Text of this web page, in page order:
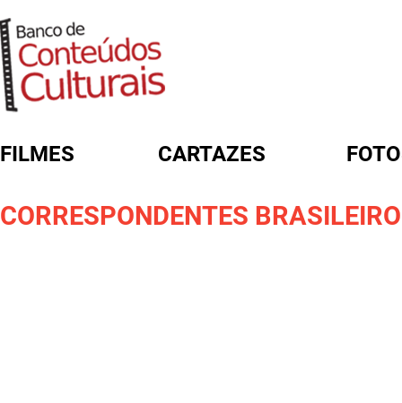
FILMES CARTAZES
CORRESPONDENTES
FORMULÁRIO DE BUSCA